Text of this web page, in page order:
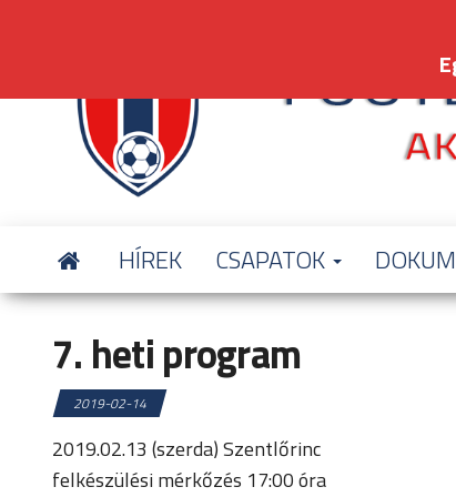
content
HÍREK CSAPATOK
7. heti program
2019-02-14
2019.02.13 (szerda) Szentlőrinc
felkészülési mérkőzés 17:00 óra